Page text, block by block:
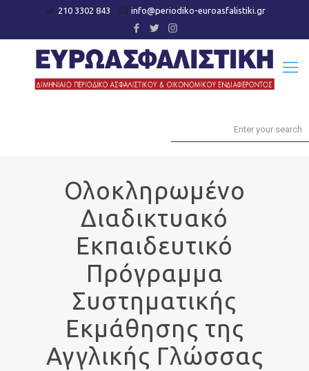
210 3302 843 info@periodiko-euroasfalistiki.gr
Ολοκληρωμένο
Διαδικτυακό
Εκπαιδευτικό
Πρόγραμμα
Συστηματικής
Εκμάθησης της
Αγγλικής Γλώσσας